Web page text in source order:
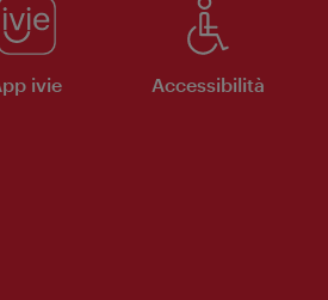
ivie Accessibilità